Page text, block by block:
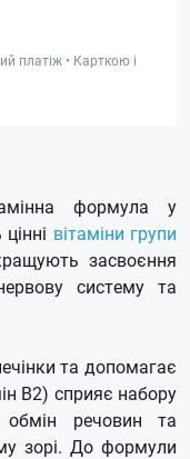
платіж • Карткою і
формула у
вітаміни групи
засвоєння
систему та
та допомагає
B2) сприяє набору
речовин та
зорі. До формули